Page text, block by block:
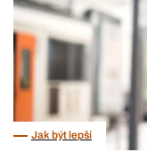
Jak být lepší